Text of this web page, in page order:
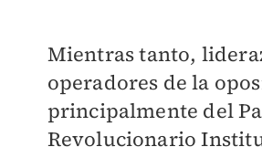
Mientras tanto,
operadores de la
principalmente del
Revolucionario